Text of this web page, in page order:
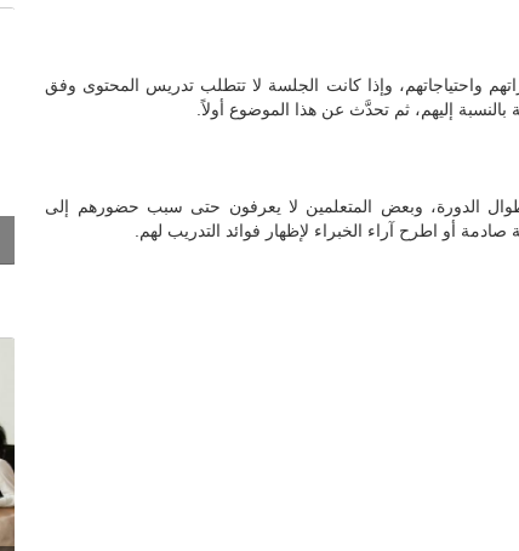
واحتياجاتهم، وإذا كانت الجلسة لا تتطلب تدريس المحتوى وفق
إليهم، ثم تحدَّث عن هذا الموضوع أولاً.
طوال الدورة، وبعض المتعلمين لا يعرفون حتى سبب حضورهم إلى
أو اطرح آراء الخبراء لإظهار فوائد التدريب لهم.